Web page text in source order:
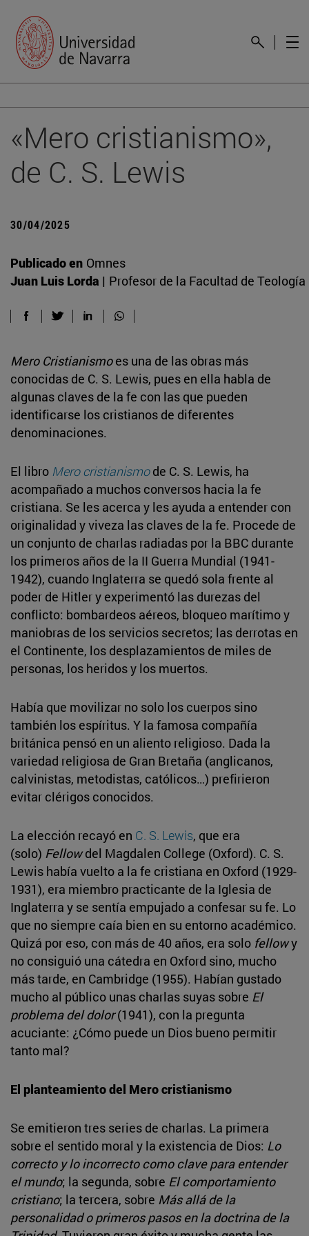
«Mero cristianismo»,
de C. S. Lewis
30/04/2025
Publicado en Omnes
Juan Luis Lorda | Profesor de la Facultad de Teología
Mero Cristianismoes una de las obras más
conocidas de C. S. Lewis, pues en ella habla de
algunas claves de la fe con las que pueden
identificarse los cristianos de diferentes
denominaciones.
El libro Mero cristianismode C. S. Lewis, ha
acompañado a muchos conversos hacia la fe
cristiana. Se les acerca y les ayuda a entender con
originalidad y viveza las claves de la fe. Procede de
un conjunto de charlas radiadas por la BBC durante
los primeros años de la II Guerra Mundial (1941-
1942), cuando Inglaterra se quedó sola frente al
poder de Hitler y experimentó las durezas del
conflicto: bombardeos aéreos, bloqueo marítimo y
maniobras de los servicios secretos; las derrotas en
el Continente, los desplazamientos de miles de
personas, los heridos y los muertos.
Había que movilizar no solo los cuerpos sino
también los espíritus. Y la famosa compañía
británica pensó en un aliento religioso. Dada la
variedad religiosa de Gran Bretaña (anglicanos,
calvinistas, metodistas, católicos…) prefirieron
evitar clérigos conocidos.
La elección recayó en C. S. Lewis, que era
(solo) Fellowdel Magdalen College (Oxford). C. S.
Lewis había vuelto a la fe cristiana en Oxford (1929-
1931), era miembro practicante de la Iglesia de
Inglaterra y se sentía empujado a confesar su fe. Lo
que no siempre caía bien en su entorno académico.
Quizá por eso, con más de 40 años, era solo fellowy
no consiguió una cátedra en Oxford sino, mucho
más tarde, en Cambridge (1955). Habían gustado
mucho al público unas charlas suyas sobre El
problema del dolor(1941), con la pregunta
acuciante: ¿Cómo puede un Dios bueno permitir
tanto mal?
El planteamiento del Mero cristianismo
Se emitieron tres series de charlas. La primera
sobre el sentido moral y la existencia de Dios: Lo
correcto y lo incorrecto como clave para entender
el mundo; la segunda, sobre El comportamiento
cristiano; la tercera, sobre Más allá de la
personalidad o primeros pasos en la doctrina de la